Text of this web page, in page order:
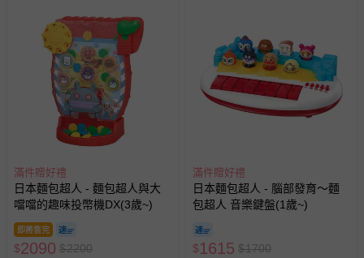
滿件贈好禮
日本麵包超人 - 麵包超人與大
噹噹的趣味投幣機DX(3歲~)
即將售完
$2090 $2200
滿件贈好禮
日本麵包超人 - 腦部發育～麵
包超人 音樂鍵盤(1歲~)
$1615 $1700